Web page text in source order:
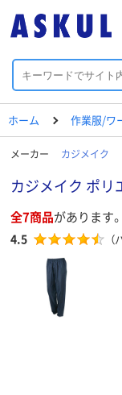
ホーム 作業服/ワ
メーカー カジメイク
カジメイク ポリ
全7商品があります。
4.5